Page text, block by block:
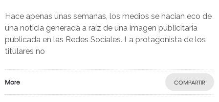
Hace apenas unas semanas, los medios se hacían eco de
una noticia generada a raíz de una imagen publicitaria
publicada en las Redes Sociales. La protagonista de los
titulares no
More COMPARTIR